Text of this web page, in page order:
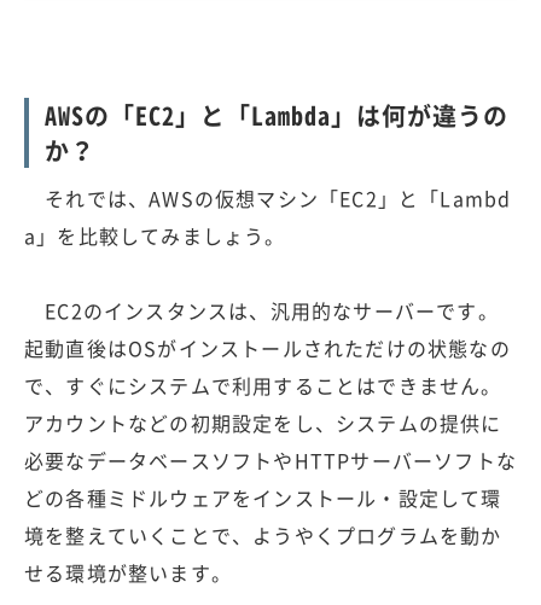
AWSの「EC2」と「Lambda」は何が違うの
か？
それでは、AWSの仮想マシン「EC2」と「Lambd
a」を比較してみましょう。
EC2のインスタンスは、汎用的なサーバーです。
起動直後はOSがインストールされただけの状態なの
で、すぐにシステムで利用することはできません。
アカウントなどの初期設定をし、システムの提供に
必要なデータベースソフトやHTTPサーバーソフトな
どの各種ミドルウェアをインストール・設定して環
境を整えていくことで、ようやくプログラムを動か
せる環境が整います。